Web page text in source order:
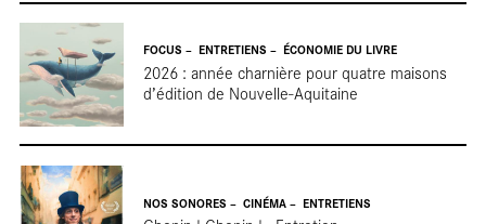
FOCUS ENTRETIENS ÉCONOMIE DU LIVRE
2026 : année charnière pour quatre maisons
d’édition de Nouvelle-Aquitaine
NOS SONORES CINÉMA ENTRETIENS